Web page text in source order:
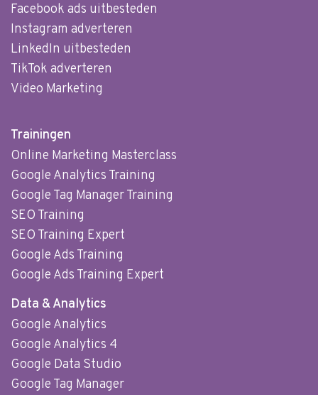
Facebook ads uitbesteden
Instagram adverteren
LinkedIn uitbesteden
TikTok adverteren
Video Marketing
Trainingen
Online Marketing Masterclass
Google Analytics Training
Google Tag Manager Training
SEO Training
SEO Training Expert
Google Ads Training
Google Ads Training Expert
Data & Analytics
Google Analytics
Google Analytics 4
Google Data Studio
Google Tag Manager